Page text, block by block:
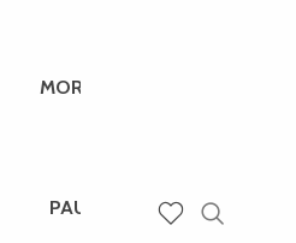
MORGANE
PAULINE